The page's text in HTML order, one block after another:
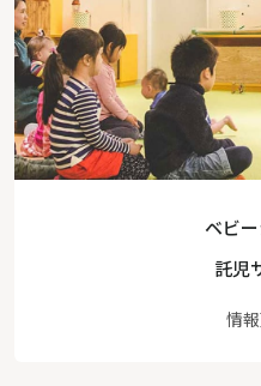
ベビ
託児
情